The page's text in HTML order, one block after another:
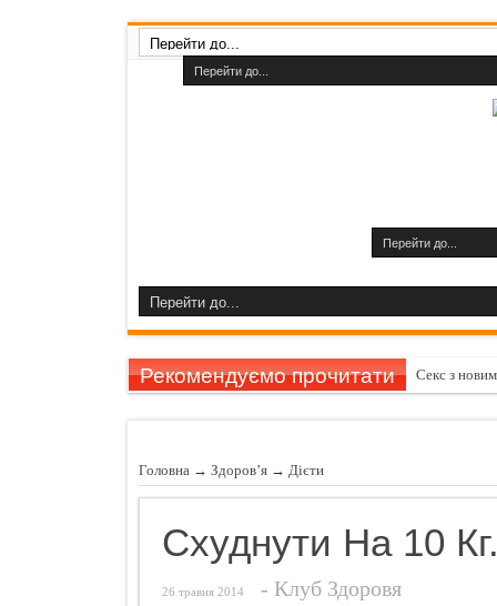
Рекомендуємо прочитати Секс з
Як зробити
Секрети
Головна → Здоров’я → Дiєти
Схуднути На 10
26 травня 2014 - Клуб Здоровя